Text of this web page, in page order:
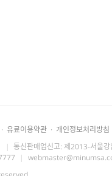
· 유료이용약관 · 개인정보처리방침
| 통신판매업신고: 제2013-서울
|